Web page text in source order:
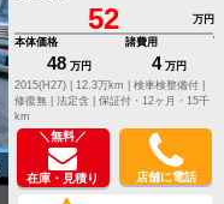
52
万円
本体価格
48 万円
諸費用
4 万円
2015(H27) |
12.3万km |
検車検整備付 |
修復無 | 法定含 | 保証付・12ヶ月・15千
km
＼無料／
在庫・見積り 店舗に電話